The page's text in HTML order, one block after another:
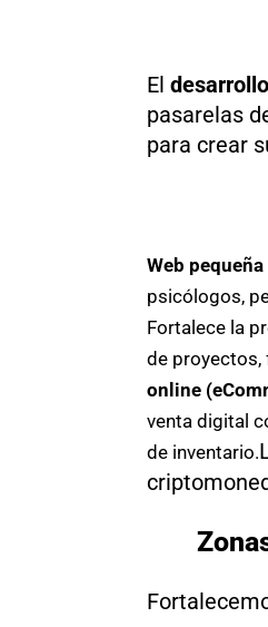
El
pasarelas
para crear
Web
psicólogos,
Fortalece la
de proyectos,
online
venta digital
de inventario.